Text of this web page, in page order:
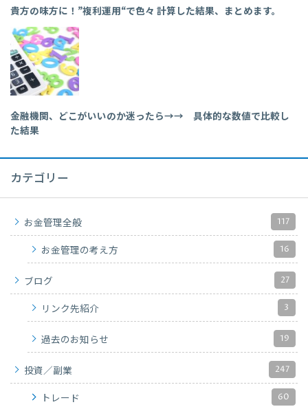
貴方の味方に！”複利運用“で色々 計算した結果、まとめます。
金融機関、どこがいいのか迷ったら→→ 具体的な数値で比較し
た結果
カテゴリー
お金管理全般 117
お金管理の考え方 16
ブログ 27
リンク先紹介 3
過去のお知らせ 19
投資／副業 247
トレード 60